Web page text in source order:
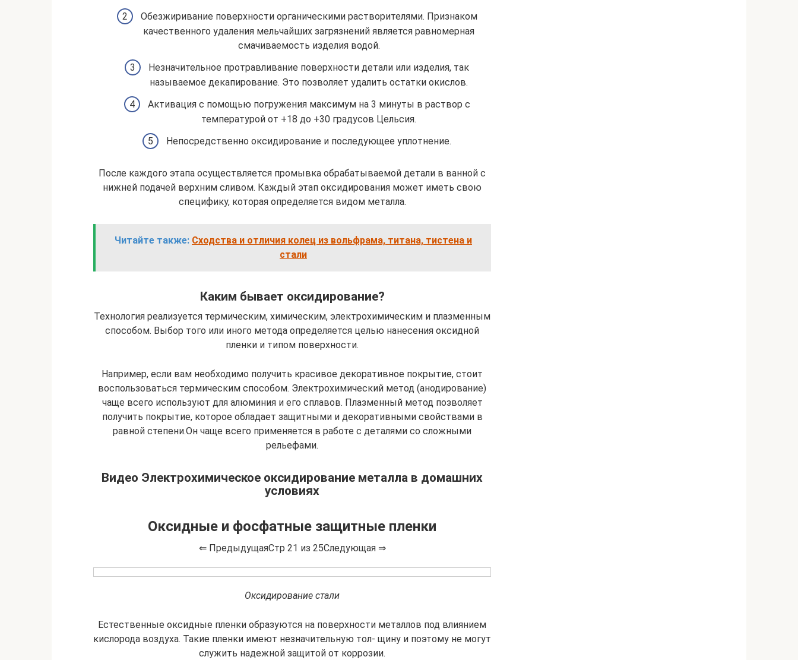
Обезжиривание поверхности органическими растворителями. Признаком
качественного удаления мельчайших загрязнений является равномерная
смачиваемость изделия водой.
Незначительное протравливание поверхности детали или изделия, так
называемое декапирование. Это позволяет удалить остатки окислов.
Активация с помощью погружения максимум на 3 минуты в раствор с
температурой от +18 до +30 градусов Цельсия.
Непосредственно оксидирование и последующее уплотнение.
После каждого этапа осуществляется промывка обрабатываемой детали в ванной с
нижней подачей верхним сливом. Каждый этап оксидирования может иметь свою
специфику, которая определяется видом металла.
Читайте также: Сходства и отличия колец из вольфрама, титана, тистена и
стали
Каким бывает оксидирование?
Технология реализуется термическим, химическим, электрохимическим и плазменным
способом. Выбор того или иного метода определяется целью нанесения оксидной
пленки и типом поверхности.
Например, если вам необходимо получить красивое декоративное покрытие, стоит
воспользоваться термическим способом. Электрохимический метод (анодирование)
чаще всего используют для алюминия и его сплавов. Плазменный метод позволяет
получить покрытие, которое обладает защитными и декоративными свойствами в
равной степени.Он чаще всего применяется в работе с деталями со сложными
рельефами.
Видео Электрохимическое оксидирование металла в домашних
условиях
Оксидные и фосфатные защитные пленки
⇐ ПредыдущаяСтр 21 из 25Следующая ⇒
Оксидирование стали
Естественные оксидные пленки образуются на поверхности металлов под влиянием
кислорода воздуха. Такие пленки имеют незначительную тол- щину и поэтому не могут
служить надежной защитой от коррозии.